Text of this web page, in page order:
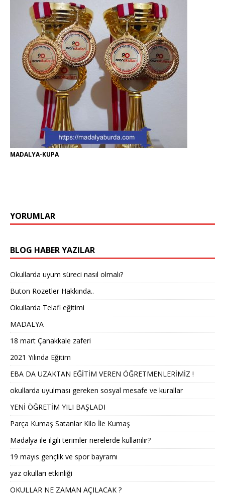
MADALYA-KUPA
YORUMLAR
BLOG HABER YAZILAR
Okullarda uyum süreci nasıl olmalı?
Buton Rozetler Hakkında..
Okullarda Telafi eğitimi
MADALYA
18 mart Çanakkale zaferi
2021 Yılında Eğitim
EBA DA UZAKTAN EĞİTİM VEREN ÖĞRETMENLERİMİZ !
okullarda uyulması gereken sosyal mesafe ve kurallar
YENİ ÖĞRETİM YILI BAŞLADI
Parça Kumaş Satanlar Kilo İle Kumaş
Madalya ile ilgili terimler nerelerde kullanılır?
19 mayıs gençlik ve spor bayramı
yaz okulları etkinliği
OKULLAR NE ZAMAN AÇILACAK ?